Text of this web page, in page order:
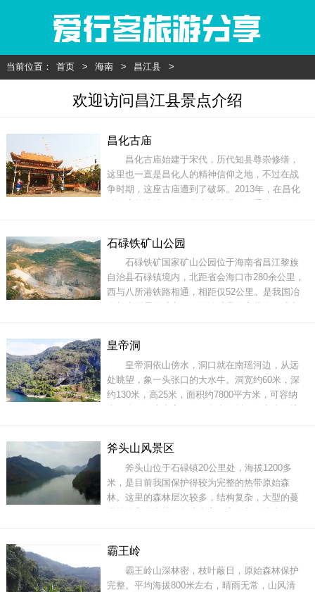
当前位置： 首页 > 海南 > 昌江县 >
欢迎访问昌江县景点介绍
昌化古庙
昌化古庙始建于宋代，历代知县尊崇修缮，
这里也一直是昌化人的精神信仰之地，不过在战
争时期，这座古庙遭到了破坏。2013年，在昌化
了传承，同时也更加丰富了昌化的历史文化内
涵。地址：昌江黎族自治县海丰街门票：详情咨
询景区开放时间：全天
石碌铁矿山公园
石碌铁矿国家矿山公园位于海南省昌江黎族
自治县石碌镇境内，北距省会海口市280余公里，
西与八所港铁路相通，相距仅52公里。是我国冶
等多种矿产资源。据探察，铁矿品位高达62%以
上；资源之丰，品位之高，闻名亚洲，享誉世
界，被誉为“
皇帝洞
皇帝洞依山傍水，洞口就在南瑶河边，从远
处眺望，象一头张口的大水牛。洞宽约60米，深
约130米，高25米，面积约7800平方米，可容纳
歌笑语迎游人。神奇的皇帝洞，是个石灰岩大溶
洞，主要是侵蚀地下水沿可溶性碳酸裂隙处冲刷
流淌，年长日久溶蚀而成
斧头山风景区
斧头山位于石碌镇20公里处，海拔1200多
米，是目前我国保护得较为完整的热带原始森
林。这里的森林层次较多，结构复杂，大型的蔓
保护区气候温和，雨水充沛，林木茂密，是动植
物得天独厚的生活环境，除了生长着鸡毛松、陆
均松、油杉、苦
霸王岭
霸王岭山深林密，枝叶蔽日，原始森林保护
完整。平均海拔800米左右，晴雨无常，山风清